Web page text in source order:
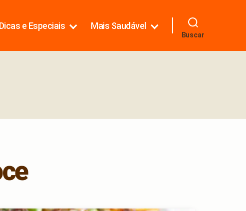
Dicas e Especiais Mais Saudável
Buscar